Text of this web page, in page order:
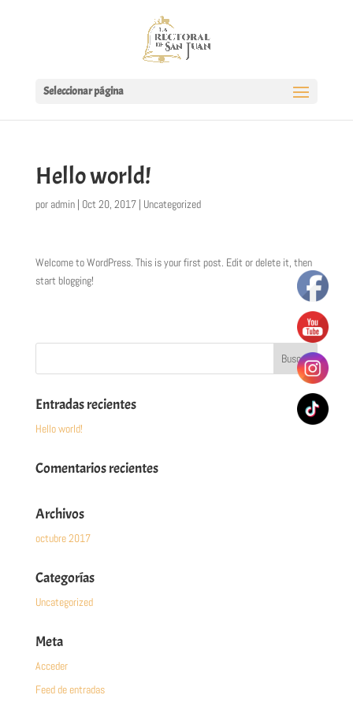
Seleccionar página
Hello world!
por admin| Oct 20, 2017| Uncategorized
Welcome to WordPress. This is your first post. Edit or delete it, then
start blogging!
Entradas recientes
Hello world!
Comentarios recientes
Archivos
octubre 2017
Categorías
Uncategorized
Meta
Acceder
Feed de entradas